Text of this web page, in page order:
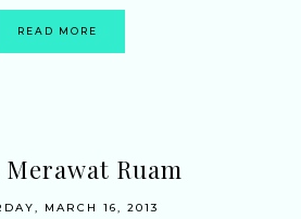
READ MORE
Merawat Ruam
MARCH 16, 2013